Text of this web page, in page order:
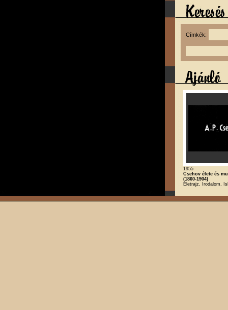
Címkék:
1955
Csehov élete és
(1860-1904)
Életrajz, Irodalom,